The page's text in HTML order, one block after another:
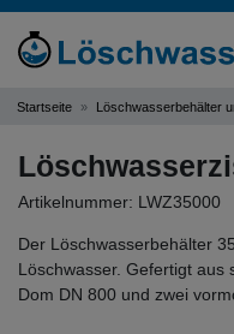
Startseite Löschwasserbehälter
Artikelnummer: LWZ35000
Der Löschwasserbehälter
Löschwasser. Gefertigt aus
Dom DN 800 und zwei